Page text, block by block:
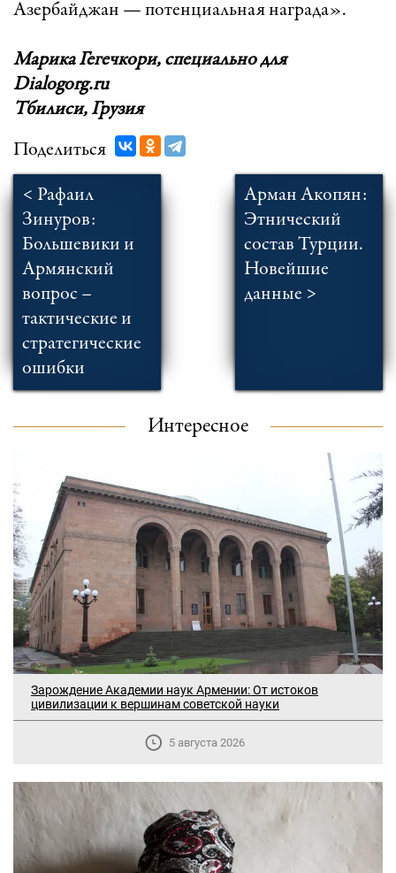
Азербайджан — потенциальная награда».
Марика Гегечкори, специально для
Dialogorg.ru
Тбилиси, Грузия
Поделиться
< Рафаил
Зинуров:
Большевики и
Армянский
вопрос –
тактические и
стратегические
ошибки
Арман Акопян:
Этнический
состав Турции.
Новейшие
данные >
Интересное
Зарождение Академии наук Армении: От истоков
цивилизации к вершинам советской науки
5 августа 2026